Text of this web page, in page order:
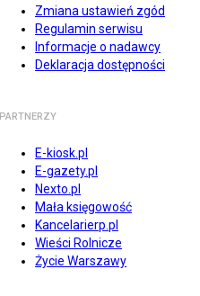
Zmiana ustawień zgód
Regulamin serwisu
Informacje o nadawcy
Deklaracja dostępności
PARTNERZY
E-kiosk.pl
E-gazety.pl
Nexto.pl
Mała księgowość
Kancelarierp.pl
Wieści Rolnicze
Życie Warszawy